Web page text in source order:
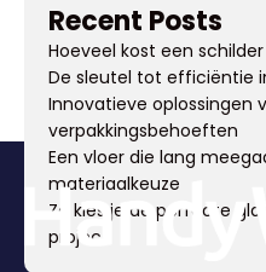
Recent Posts
Hoeveel kost een
De sleutel tot efficiëntie
Innovatieve oplossingen
verpakkingsbehoeften
Een vloer die lang
materiaalkeuze
Zo kies je de perfecte
project